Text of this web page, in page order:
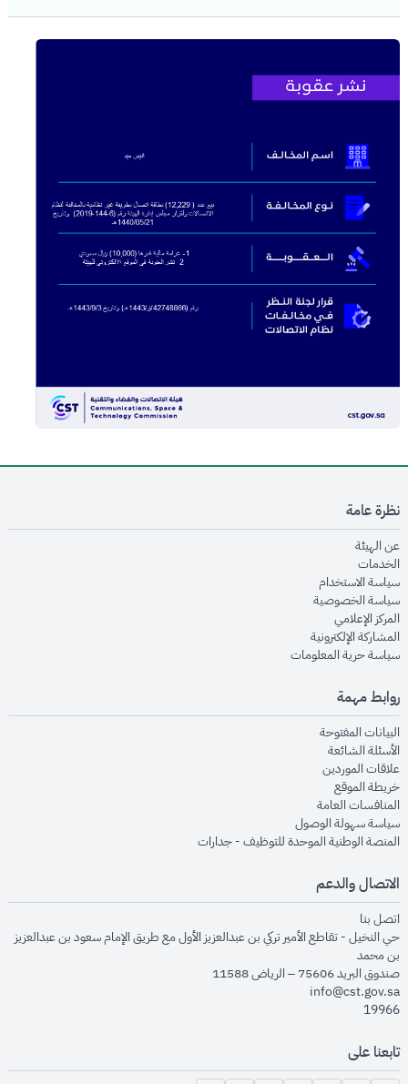
نظرة عامة
عن الهيئةopens in new window
الخدماتopens in new window
سياسة الاستخدام
سياسة الخصوصيةopens in new window
المركز الإعلاميopens in new window
المشاركة الإلكترونيةopens in new window
سياسة حرية المعلوماتopens in new window
روابط مهمة
البيانات المفتوحةopens in new window
الأسئلة الشائعةopens in new window
علاقات الموردينopens in new window
خريطة الموقعopens in new window
المنافسات العامةopens in new window
سياسة سهولة الوصولopens in new window
المنصة الوطنية الموحدة للتوظيف - جداراتopens in new window
الاتصال والدعم
اتصل بنا
حي النخيل - تقاطع الأمير تركي بن عبدالعزيز الأول مع طريق الإمام سعود بن عبدالعزيز
بن محمد
صندوق البريد 75606 – الرياض 11588
info@cst.gov.sa
19966
تابعنا على